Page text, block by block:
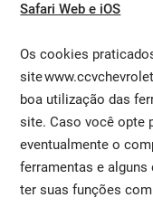
Safari Web e iOS
Os cookies
site
boa utilização das
site. Caso você opte
eventualmente o
ferramentas e
ter suas funções